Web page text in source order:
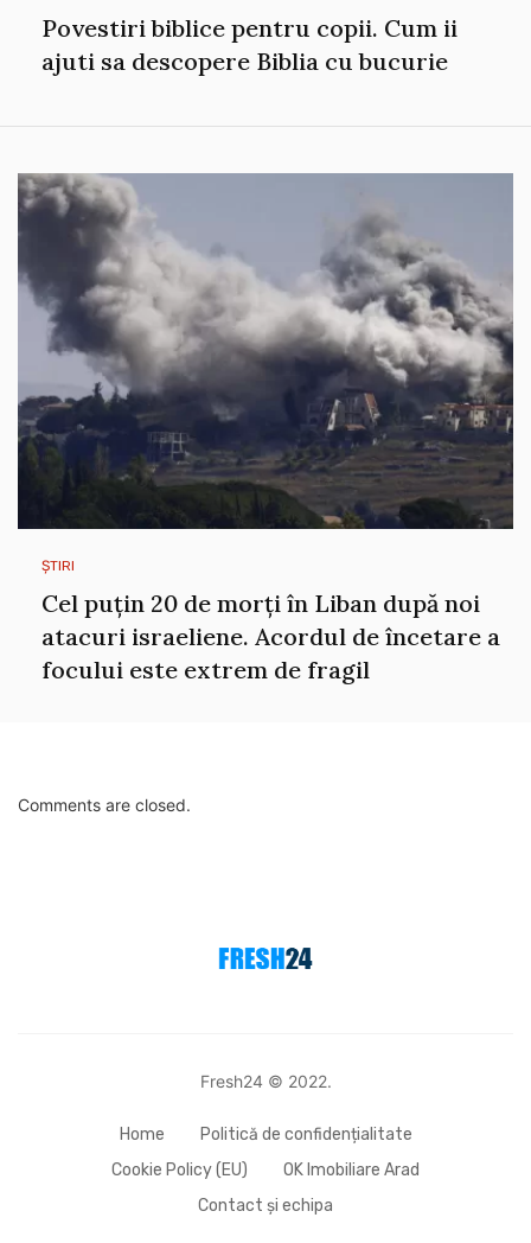
Povestiri biblice pentru copii. Cum ii
ajuti sa descopere Biblia cu bucurie
ȘTIRI
Cel puțin 20 de morți în Liban după noi
atacuri israeliene. Acordul de încetare a
focului este extrem de fragil
Comments are closed.
Fresh24 © 2022.
Home
Politică de confidențialitate
Cookie Policy (EU)
OK Imobiliare Arad
Contact și echipa